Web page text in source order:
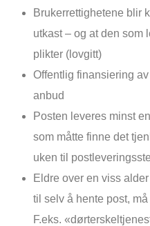
Brukerrettighetene blir
utkast – og at den som
plikter (lovgitt)
Offentlig finansiering
anbud
Posten leveres minst
som måtte finne det
uken til
Eldre over en viss
til selv å hente post,
F.eks.